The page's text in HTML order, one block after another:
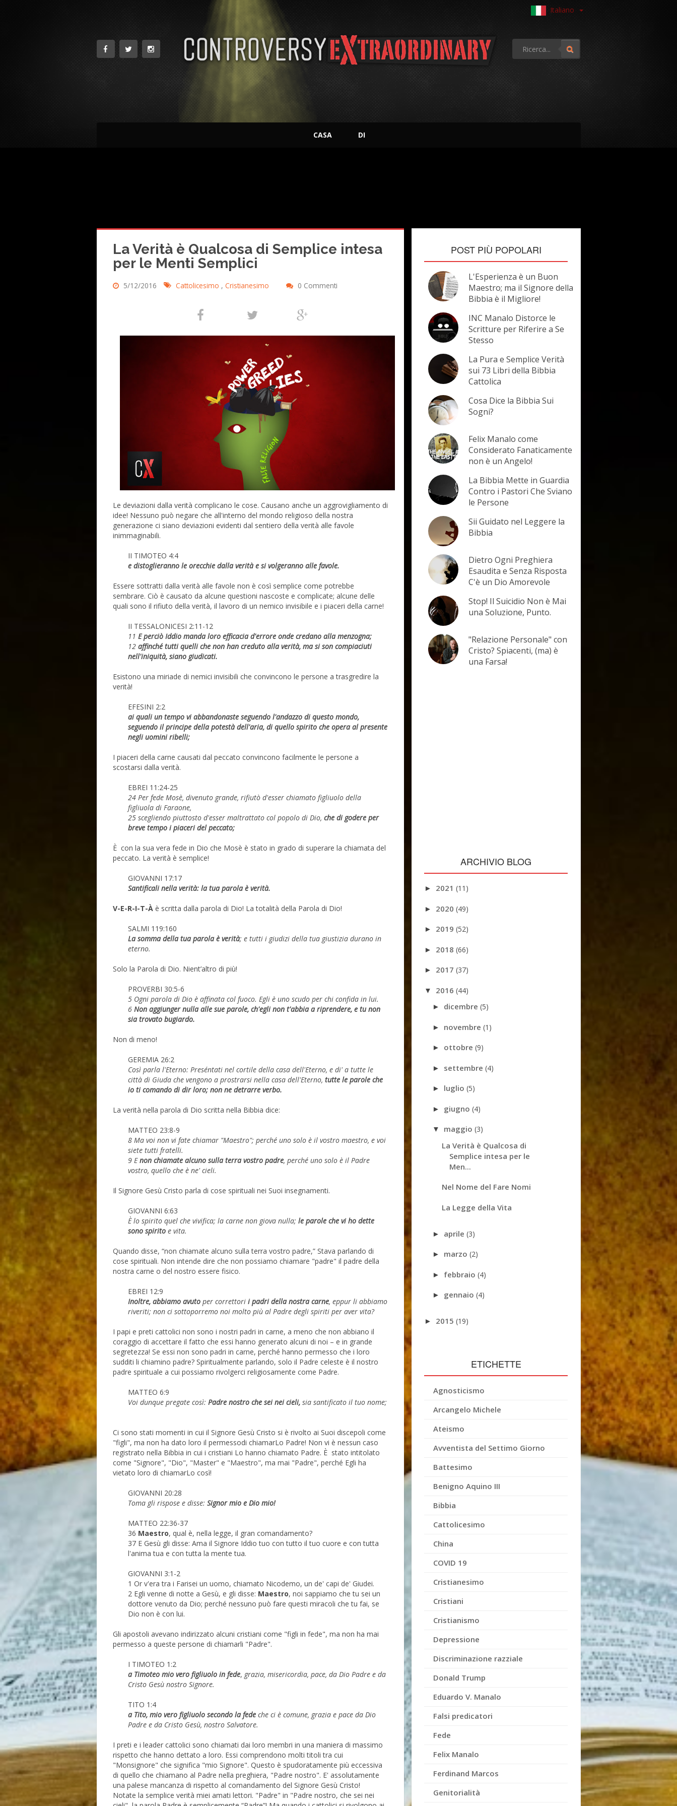
Italiano
CASA DI
La Verità è Qualcosa di Semplice intesa
per le Menti Semplici
5/12/2016 Cattolicesimo , Cristianesimo 0 Commenti
Le deviazioni dalla verità complicano le cose. Causano anche un aggrovigliamento di
idee! Nessuno può negare che all'interno del mondo religioso della nostra
generazione ci siano deviazioni evidenti dal sentiero della verità alle favole
inimmaginabili.
II TIMOTEO 4:4
e distoglieranno le orecchie dalla verità e si volgeranno alle favole.
Essere sottratti dalla verità alle favole non è così semplice come potrebbe
sembrare. Ciò è causato da alcune questioni nascoste e complicate; alcune delle
quali sono il rifiuto della verità, il lavoro di un nemico invisibile e i piaceri della carne!
II TESSALONICESI 2:11-12
11 E perciò Iddio manda loro efficacia d'errore onde credano alla menzogna;
12 affinché tutti quelli che non han creduto alla verità, ma si son compiaciuti
nell'iniquità, siano giudicati.
Esistono una miriade di nemici invisibili che convincono le persone a trasgredire la
verità!
EFESINI 2:2
ai quali un tempo vi abbandonaste seguendo l'andazzo di questo mondo,
seguendo il principe della potestà dell'aria, di quello spirito che opera al presente
negli uomini ribelli;
I piaceri della carne causati dal peccato convincono facilmente le persone a
scostarsi dalla verità.
EBREI 11:24-25
24 Per fede Mosè, divenuto grande, rifiutò d'esser chiamato figliuolo della
figliuola di Faraone,
25 scegliendo piuttosto d'esser maltrattato col popolo di Dio, che di godere per
breve tempo i piaceri del peccato;
È con la sua vera fede in Dio che Mosè è stato in grado di superare la chiamata del
peccato. La verità è semplice!
GIOVANNI 17:17
Santificali nella verità: la tua parola è verità.
V-E-R-I-T-Àè scritta dalla parola di Dio! La totalità della Parola di Dio!
SALMI 119:160
La somma della tua parola è verità; e tutti i giudizi della tua giustizia durano in
eterno.
Solo la Parola di Dio. Nient’altro di più!
PROVERBI 30:5-6
5 Ogni parola di Dio è affinata col fuoco. Egli è uno scudo per chi confida in lui.
6 Non aggiunger nulla alle sue parole, ch'egli non t'abbia a riprendere, e tu non
sia trovato bugiardo.
Non di meno!
GEREMIA 26:2
Così parla l'Eterno: Preséntati nel cortile della casa dell'Eterno, e di' a tutte le
città di Giuda che vengono a prostrarsi nella casa dell'Eterno, tutte le parole che
io ti comando di dir loro; non ne detrarre verbo.
La verità nella parola di Dio scritta nella Bibbia dice:
MATTEO 23:8-9
8 Ma voi non vi fate chiamar "Maestro"; perché uno solo è il vostro maestro, e voi
siete tutti fratelli.
9 Enon chiamate alcuno sulla terra vostro padre, perché uno solo è il Padre
vostro, quello che è ne' cieli.
Il Signore Gesù Cristo parla di cose spirituali nei Suoi insegnamenti.
GIOVANNI 6:63
È lo spirito quel che vivifica; la carne non giova nulla; le parole che vi ho dette
sono spiritoe vita.
Quando disse, “non chiamate alcuno sulla terra vostro padre,” Stava parlando di
cose spirituali. Non intende dire che non possiamo chiamare "padre" il padre della
nostra carne o del nostro essere fisico.
EBREI 12:9
Inoltre, abbiamo avutoper correttori i padri della nostra carne, eppur li abbiamo
riveriti; non ci sottoporremo noi molto più al Padre degli spiriti per aver vita?
I papi e preti cattolici non sono i nostri padri in carne, a meno che non abbiano il
coraggio di accettare il fatto che essi hanno generato alcuni di noi – e in grande
segretezza! Se essi non sono padri in carne, perché hanno permesso che i loro
sudditi li chiamino padre? Spiritualmente parlando, solo il Padre celeste è il nostro
padre spirituale a cui possiamo rivolgerci religiosamente come Padre.
MATTEO 6:9
Voi dunque pregate così: Padre nostro che sei nei cieli,sia santificato il tuo nome;
Ci sono stati momenti in cui il Signore Gesù Cristo si è rivolto ai Suoi discepoli come
"figli", ma non ha dato loro il permessodi chiamarLo Padre! Non vi è nessun caso
registrato nella Bibbia in cui i cristiani Lo hanno chiamato Padre. È stato intitolato
come "Signore", "Dio", "Master" e "Maestro", ma mai "Padre", perché Egli ha
vietato loro di chiamarLo così!
GIOVANNI 20:28
Toma gli rispose e disse: Signor mio e Dio mio!
MATTEO 22:36-37
36 Maestro, qual è, nella legge, il gran comandamento?
37 E Gesù gli disse: Ama il Signore Iddio tuo con tutto il tuo cuore e con tutta
l'anima tua e con tutta la mente tua.
GIOVANNI 3:1-2
1 Or v'era tra i Farisei un uomo, chiamato Nicodemo, un de' capi de' Giudei.
2 Egli venne di notte a Gesù, e gli disse: Maestro, noi sappiamo che tu sei un
dottore venuto da Dio; perché nessuno può fare questi miracoli che tu fai, se
Dio non è con lui.
Gli apostoli avevano indirizzato alcuni cristiani come "figli in fede", ma non ha mai
permesso a queste persone di chiamarli "Padre".
I TIMOTEO 1:2
a Timoteo mio vero figliuolo in fede, grazia, misericordia, pace, da Dio Padre e da
Cristo Gesù nostro Signore.
TITO 1:4
a Tito, mio vero figliuolo secondo la fedeche ci è comune, grazia e pace da Dio
Padre e da Cristo Gesù, nostro Salvatore.
I preti e i leader cattolici sono chiamati dai loro membri in una maniera di massimo
rispetto che hanno dettato a loro. Essi comprendono molti titoli tra cui
"Monsignore" che significa "mio Signore". Questo è spudoratamente più eccessiva
di quello che chiamano al Padre nella preghiera, "Padre nostro". E' assolutamente
una palese mancanza di rispetto al comandamento del Signore Gesù Cristo!
Notate la semplice verità miei amati lettori. "Padre" in "Padre nostro, che sei nei
POST PIÙ POPOLARI
L'Esperienza è un Buon
Maestro; ma il Signore della
Bibbia è il Migliore!
INC Manalo Distorce le
Scritture per Riferire a Se
Stesso
La Pura e Semplice Verità
sui 73 Libri della Bibbia
Cattolica
Cosa Dice la Bibbia Sui
Sogni?
Felix Manalo come
Considerato Fanaticamente
non è un Angelo!
La Bibbia Mette in Guardia
Contro i Pastori Che Sviano
le Persone
Sii Guidato nel Leggere la
Bibbia
Dietro Ogni Preghiera
Esaudita e Senza Risposta
C'è un Dio Amorevole
Stop! Il Suicidio Non è Mai
una Soluzione, Punto.
"Relazione Personale" con
Cristo? Spiacenti, (ma) è
una Farsa!
ARCHIVIO BLOG
► 2021 (11)
► 2020 (49)
► 2019 (52)
► 2018 (66)
► 2017 (37)
▼ 2016 (44)
► dicembre(5)
► novembre(1)
► ottobre(9)
► settembre(4)
► luglio(5)
► giugno(4)
▼ maggio(3)
La Verità è Qualcosa di
Semplice intesa per le
Men...
Nel Nome del Fare Nomi
La Legge della Vita
► aprile(3)
► marzo(2)
► febbraio(4)
► gennaio(4)
► 2015 (19)
ETICHETTE
Agnosticismo
Arcangelo Michele
Ateismo
Avventista del Settimo Giorno
Battesimo
Benigno Aquino III
Bibbia
Cattolicesimo
China
COVID 19
Cristianesimo
Cristiani
Cristianismo
Depressione
Discriminazione razziale
Donald Trump
Eduardo V. Manalo
Falsi predicatori
Fede
Felix Manalo
Ferdinand Marcos
Genitorialità